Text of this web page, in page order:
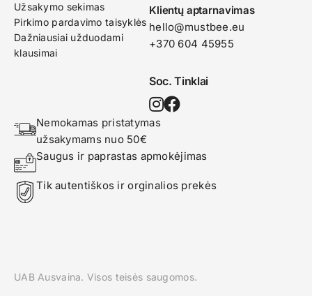
Užsakymo sekimas
Pirkimo pardavimo taisyklės
Dažniausiai užduodami
klausimai
Klientų aptarnavimas
hello@mustbee.eu
+370 604 45955
Soc. Tinklai
Nemokamas pristatymas
užsakymams nuo 50€
Saugus ir paprastas apmokėjimas
Tik autentiškos ir orginalios prekės
UAB Ausvaina. Visos teisės saugomos.